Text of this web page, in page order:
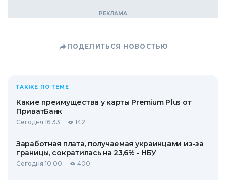
ПОДЕЛИТЬСЯ НОВОСТЬЮ
ТАКЖЕ ПО ТЕМЕ
Какие преимущества у карты Premium Plus от
ПриватБанк
Сегодня 16:33 142
Заработная плата, получаемая украинцами из-за
границы, сократилась на 23,6% - НБУ
Сегодня 10:00 400